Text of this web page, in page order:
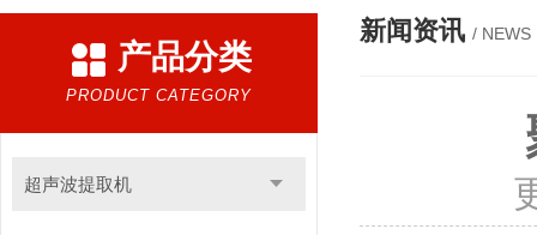
产品分类
PRODUCT CATEGORY
超声波提取机
新闻资讯 / NEWS